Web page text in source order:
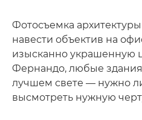
Фотосъемка
навести объектив на
изысканно украшенную
Фернандо, любые
лучшем свете — нужно
высмотреть нужную